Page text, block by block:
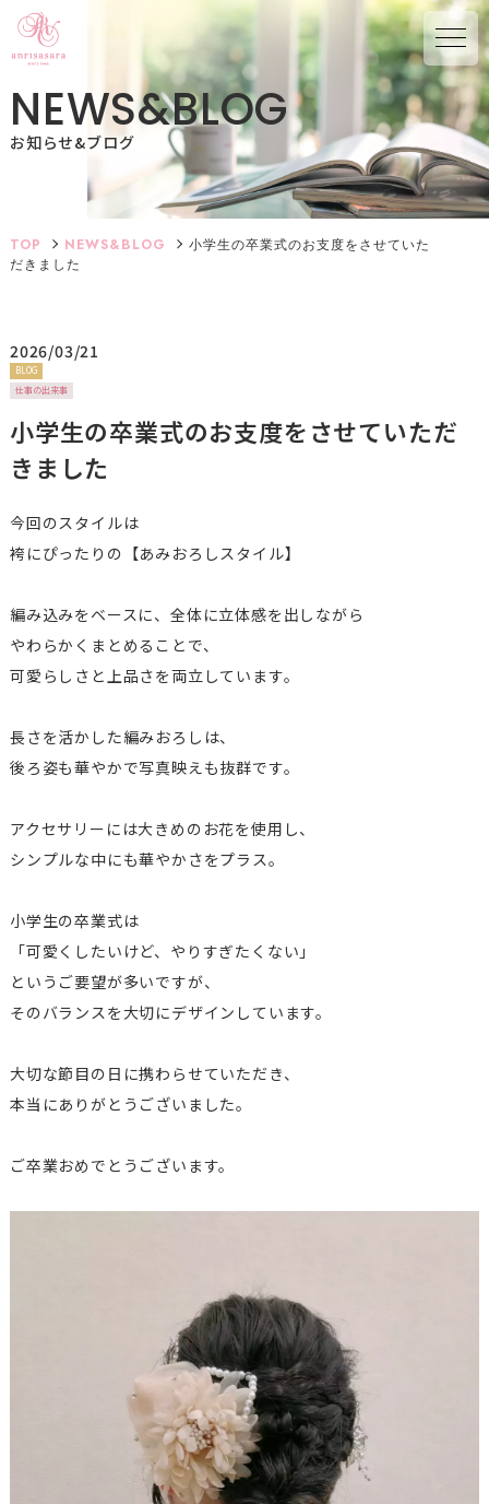
NEWS&BLOG
お知らせ&ブログ
TOP NEWS&BLOG
小学生の卒業式のお支度をさせていた
だきました
2026/03/21
BLOG
仕事の出来事
小学生の卒業式のお支度をさせていただ
きました
今回のスタイルは
袴にぴったりの【あみおろしスタイル】
編み込みをベースに、全体に立体感を出しながら
やわらかくまとめることで、
可愛らしさと上品さを両立しています。
長さを活かした編みおろしは、
後ろ姿も華やかで写真映えも抜群です。
アクセサリーには大きめのお花を使用し、
シンプルな中にも華やかさをプラス。
小学生の卒業式は
「可愛くしたいけど、やりすぎたくない」
というご要望が多いですが、
そのバランスを大切にデザインしています。
大切な節目の日に携わらせていただき、
本当にありがとうございました。
ご卒業おめでとうございます。